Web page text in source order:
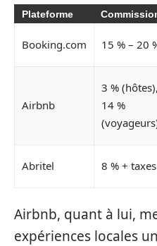
Plateforme
Booking.com 15 % – 20
Airbnb
3 % (hôtes),
14 %
Abritel 8 % + taxes
Airbnb, quant à lui,
expériences locales